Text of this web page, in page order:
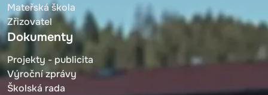
Mateřská škola
Zřizovatel
Dokumenty
Projekty - publicita
Výroční zprávy
Školská rada